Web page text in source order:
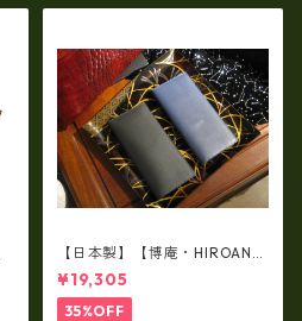
【日本製】【博庵・HIROAN】
最高級牛革（ボーテッド）札
入れ・長財布 ha-21535
¥19,305
35%OFF